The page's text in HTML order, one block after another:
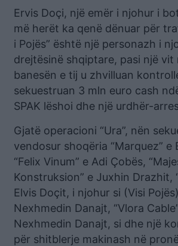
Ervis Doçi, një emër i njohur i
më herët ka qenë dënuar për
i Pojës” është një personazh i
drejtësinë shqiptare, pasi një vit
banesën e tij u zhvilluan
sekuestruan 3 mln euro cash
SPAK lëshoi dhe një urdhër-
Gjatë operacioni “Ura”, nën
vendosur shoqëria “Marquez” e
“Felix Vinum” e Adi Çobës,
Konstruksion” e Juxhin Drazhit,
Elvis Doçit, i njohur si (Visi
Nexhmedin Danajt, “Vlora
Nexhmedin Danajt, si dhe një
për shitblerje makinash në